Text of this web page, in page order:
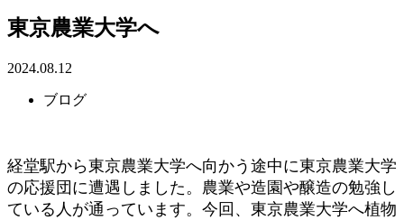
東京農業大学へ
2024.08.12
ブログ
経堂駅から東京農業大学へ向かう途中に東京農業大学
の応援団に遭遇しました。農業や造園や醸造の勉強し
ている人が通っています。今回、東京農業大学へ植物